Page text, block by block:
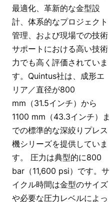
最適化、革新的な金型設
計、体系的なプロジェクト
管理、および現場での技術
サポートにおける高い技術
力でも高く評価されていま
す。Quintus社は、成形エ
リア／直径が800
mm（31.5インチ）から
1100 mm（43.3インチ）ま
での標準的な深絞りプレス
機シリーズを提供していま
す。 圧力は典型的に800
bar（11,600 psi）です。サ
イクル時間は金型のサイズ
や必要な圧力レベルによっ